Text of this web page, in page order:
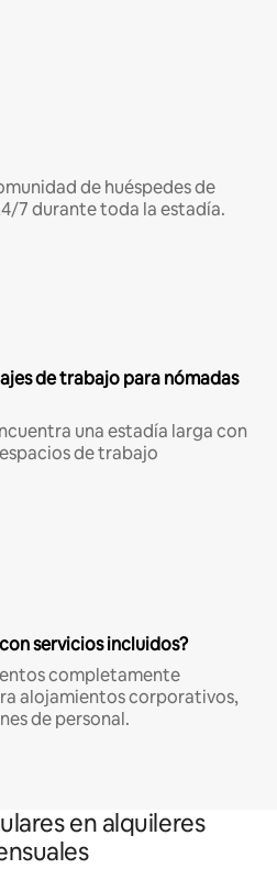
de huéspedes de
7 durante toda la estadía.
de trabajo para nómadas
una estadía larga con
de trabajo
servicios incluidos?
completamente
alojamientos corporativos,
de personal.
en alquileres